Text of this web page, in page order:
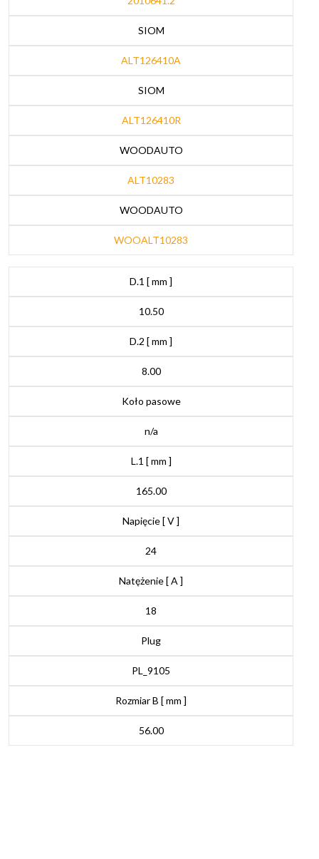
SIOM
ALT126410A
SIOM
ALT126410R
WOODAUTO
ALT10283
WOODAUTO
WOOALT10283
D.1 [ mm ]
10.50
D.2 [ mm ]
8.00
Koło pasowe
n/a
L.1 [ mm ]
165.00
Napięcie [ V ]
24
Natężenie [ A ]
18
Plug
PL_9105
Rozmiar B [ mm ]
56.00